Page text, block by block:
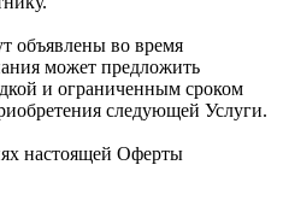
объявлены во время
может предложить
и ограниченным сроком
следующей Услуги.
настоящей Оферты